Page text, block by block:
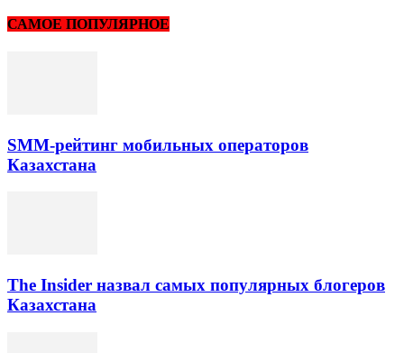
САМОЕ ПОПУЛЯРНОЕ
SMM-рейтинг мобильных операторов
Казахстана
The Insider назвал самых популярных блогеров
Казахстана